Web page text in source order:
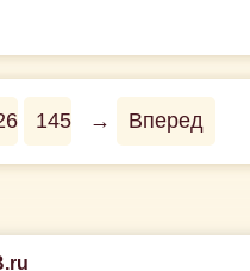
145 → Вперед